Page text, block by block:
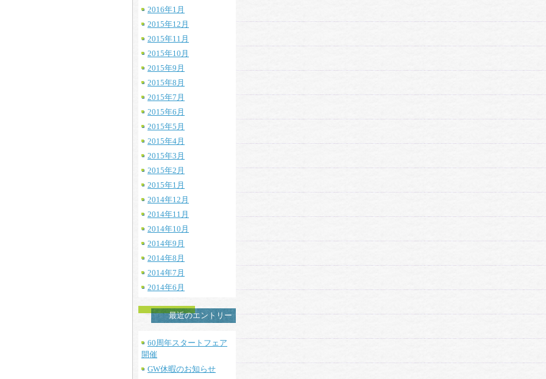
2016年1月
2015年12月
2015年11月
2015年10月
2015年9月
2015年8月
2015年7月
2015年6月
2015年5月
2015年4月
2015年3月
2015年2月
2015年1月
2014年12月
2014年11月
2014年10月
2014年9月
2014年8月
2014年7月
2014年6月
最近のエントリー
60周年スタートフェア
開催
GW休暇のお知らせ